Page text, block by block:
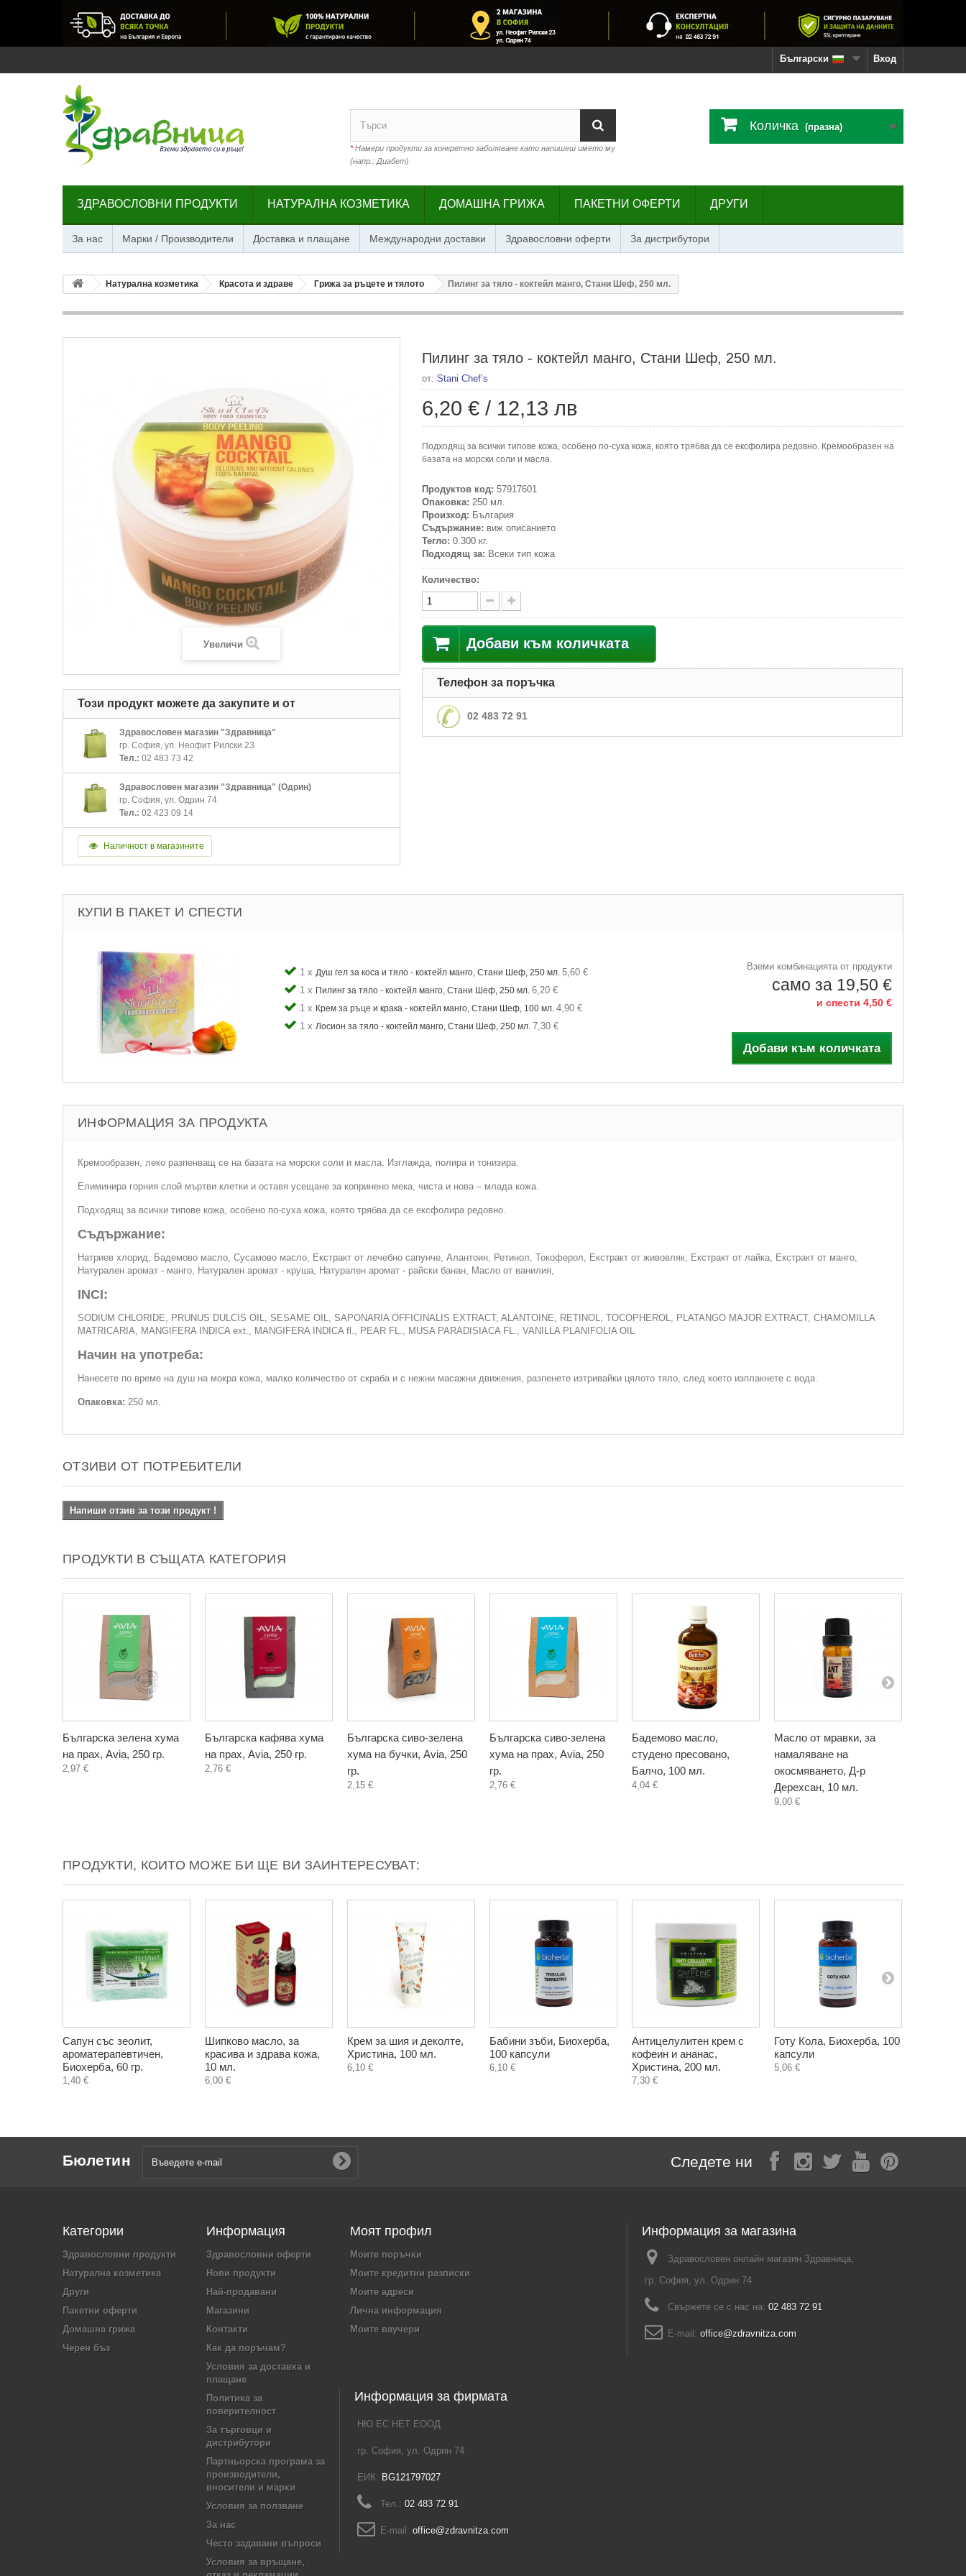
Вход
Български
*Намери продукти за конкретно заболяване като напишеш името му
(напр.: Диабет)
Количка (празна)
ЗДРАВОСЛОВНИ ПРОДУКТИ НАТУРАЛНА КОЗМЕТИКА ДОМАШНА ГРИЖА ПАКЕТНИ ОФЕРТИ ДРУГИ
За нас Марки / Производители Доставка и плащане Международни доставки Здравословни оферти За дистрибутори
Натурална козметика Красота и здраве Грижа за ръцете и тялото Пилинг за тяло - коктейл манго, Стани Шеф, 250 мл.
Увеличи
Този продукт можете да закупите и от
Здравословен магазин "Здравница"
гр. София, ул. Неофит Рилски 23
Тел.: 02 483 73 42
Здравословен магазин "Здравница" (Одрин)
гр. София, ул. Одрин 74
Тел.: 02 423 09 14
Наличност в магазините
Пилинг за тяло - коктейл манго, Стани Шеф, 250 мл.
от: Stani Chef’s
6,20 € / 12,13 лв
Подходящ за всички типове кожа, особено по-суха кожа, която трябва да се ексфолира редовно. Кремообразен на
базата на морски соли и масла.
Продуктов код: 57917601
Опаковка: 250 мл.
Произход: България
Съдържание: виж описанието
Тегло: 0.300 кг.
Подходящ за: Всеки тип кожа
Количество:
Добави към количката
Телефон за поръчка
02 483 72 91
КУПИ В ПАКЕТ И СПЕСТИ
1 x Душ гел за коса и тяло - коктейл манго, Стани Шеф, 250 мл. 5,60 €
1 x Пилинг за тяло - коктейл манго, Стани Шеф, 250 мл. 6,20 €
1 x Крем за ръце и крака - коктейл манго, Стани Шеф, 100 мл. 4,90 €
1 x Лосион за тяло - коктейл манго, Стани Шеф, 250 мл. 7,30 €
Вземи комбинацията от продукти
само за 19,50 €
и спести 4,50 €
Добави към количката
ИНФОРМАЦИЯ ЗА ПРОДУКТА
Кремообразен, леко разпенващ се на базата на морски соли и масла. Изглажда, полира и тонизира.
Елиминира горния слой мъртви клетки и оставя усещане за копринено мека, чиста и нова – млада кожа.
Подходящ за всички типове кожа, особено по-суха кожа, която трябва да се ексфолира редовно.
Съдържание:
Натриев хлорид, Бадемово масло, Сусамово масло, Екстракт от лечебно сапунче, Алантоин, Ретинол, Токоферол, Екстракт от живовляк, Екстракт от лайка, Екстракт от манго,
Натурален аромат - манго, Натурален аромат - круша, Натурален аромат - райски банан, Масло от ванилия,
INCI:
SODIUM CHLORIDE, PRUNUS DULCIS OIL, SESAME OIL, SAPONARIA OFFICINALIS EXTRACT, ALANTOINE, RETINOL, TOCOPHEROL, PLATANGO MAJOR EXTRACT, CHAMOMILLA
MATRICARIA, MANGIFERA INDICA ext., MANGIFERA INDICA fl., PEAR FL., MUSA PARADISIACA FL., VANILLA PLANIFOLIA OIL
Начин на употреба:
Нанесете по време на душ на мокра кожа, малко количество от скраба и с нежни масажни движения, разпенете изтривайки цялото тяло, след което изплакнете с вода.
Опаковка: 250 мл.
ОТЗИВИ ОТ ПОТРЕБИТЕЛИ
Напиши отзив за този продукт !
ПРОДУКТИ В СЪЩАТА КАТЕГОРИЯ
Българска зелена хума
на прах, Avia, 250 гр.
2,97 €
Българска кафява хума
на прах, Avia, 250 гр.
2,76 €
Българска сиво-зелена
хума на бучки, Avia, 250
гр.
2,15 €
Българска сиво-зелена
хума на прах, Avia, 250
гр.
2,76 €
Бадемово масло,
студено пресовано,
Балчо, 100 мл.
4,04 €
Масло от мравки, за
намаляване на
окосмяването, Д-р
Дерехсан, 10 мл.
9,00 €
ПРОДУКТИ, КОИТО МОЖЕ БИ ЩЕ ВИ ЗАИНТЕРЕСУВАТ:
Сапун със зеолит,
ароматерапевтичен,
Биохерба, 60 гр.
1,40 €
Шипково масло, за
красива и здрава кожа,
10 мл.
6,00 €
Крем за шия и деколте,
Христина, 100 мл.
6,10 €
Бабини зъби, Биохерба,
100 капсули
6,10 €
Антицелулитен крем с
кофеин и ананас,
Христина, 200 мл.
7,30 €
Готу Кола, Биохерба, 100
капсули
5,06 €
Бюлетин Следете ни
Категории
Здравословни продукти
Натурална козметика
Други
Пакетни оферти
Домашна грижа
Черен бъз
Информация
Здравословни оферти
Нови продукти
Най-продавани
Магазини
Контакти
Как да поръчам?
Условия за доставка и
плащане
Политика за
поверителност
За търговци и
дистрибутори
Партньорска програма за
производители,
вносители и марки
Условия за ползване
За нас
Често задавани въпроси
Условия за връщане,
Моят профил
Моите поръчки
Моите кредитни разписки
Моите адреси
Лична информация
Моите ваучери
Информация за магазина
Здравословен онлайн магазин Здравница,
гр. София, ул. Одрин 74
Свържете се с нас на: 02 483 72 91
E-mail: office@zdravnitza.com
Информация за фирмата
НЮ ЕС НЕТ ЕООД
гр. София, ул. Одрин 74
ЕИК: BG121797027
Тел.: 02 483 72 91
E-mail: office@zdravnitza.com